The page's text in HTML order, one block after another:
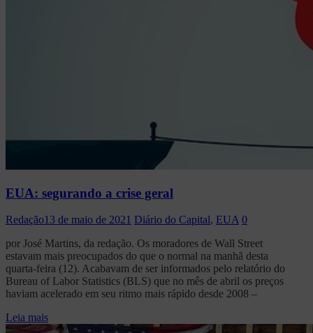
EUA: segurando a crise geral
Redação13 de maio de 2021 Diário do Capital, EUA 0
por José Martins, da redação. Os moradores de Wall Street
estavam mais preocupados do que o normal na manhã desta
quarta-feira (12). Acabavam de ser informados pelo relatório do
Bureau of Labor Statistics (BLS) que no mês de abril os preços
haviam acelerado em seu ritmo mais rápido desde 2008 –
Leia mais